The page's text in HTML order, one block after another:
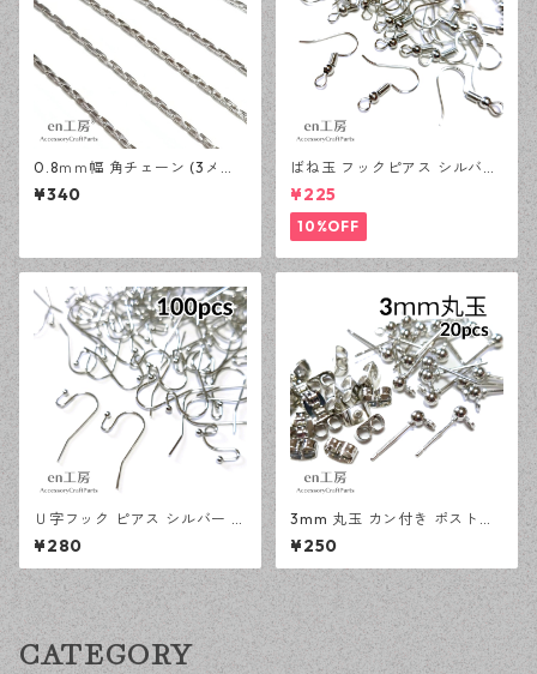
0.8ｍｍ幅 角チェーン (3メー
トル) シルバー アクセサリー
パーツ 基礎パーツ ハンドメイ
¥340
ばね玉 フックピアス シルバー
100ピース 釣針型 大容量 プチ
プラパーツ 【en工房】
¥225
10%OFF
Ｕ字フック ピアス シルバー 1
00ピース 釣針型 大容量 プチ
プラパーツ 【en工房】
¥280
3mm 丸玉 カン付き ポストピ
アス シルバー 20ピース 金属
キャッチ ピアス 【en工房】
¥250
CATEGORY